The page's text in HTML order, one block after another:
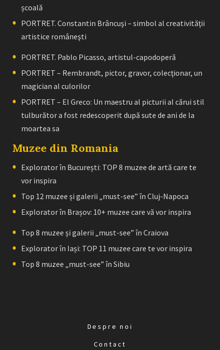
școală
PORTRET. Constantin Brâncuşi – simbol al creativităţii
artistice româneşti
PORTRET. Pablo Picasso, artistul-capodoperă
PORTRET – Rembrandt, pictor, gravor, colecţionar, un
magician al culorilor
PORTRET – El Greco: Un maestru al picturii al cărui stil
tulburător a fost redescoperit după sute de ani de la
moartea sa
Muzee din Romania
Explorator în București: TOP 8 muzee de artă care te
vor inspira
Top 12 muzee și galerii „must-see” în Cluj-Napoca
Explorator în Brașov: 10+ muzee care vă vor inspira
Top 8 muzee și galerii „must-see” în Craiova
Explorator în Iași: TOP 11 muzee care te vor inspira
Top 8 muzee „must-see” în Sibiu
Despre noi
Contact